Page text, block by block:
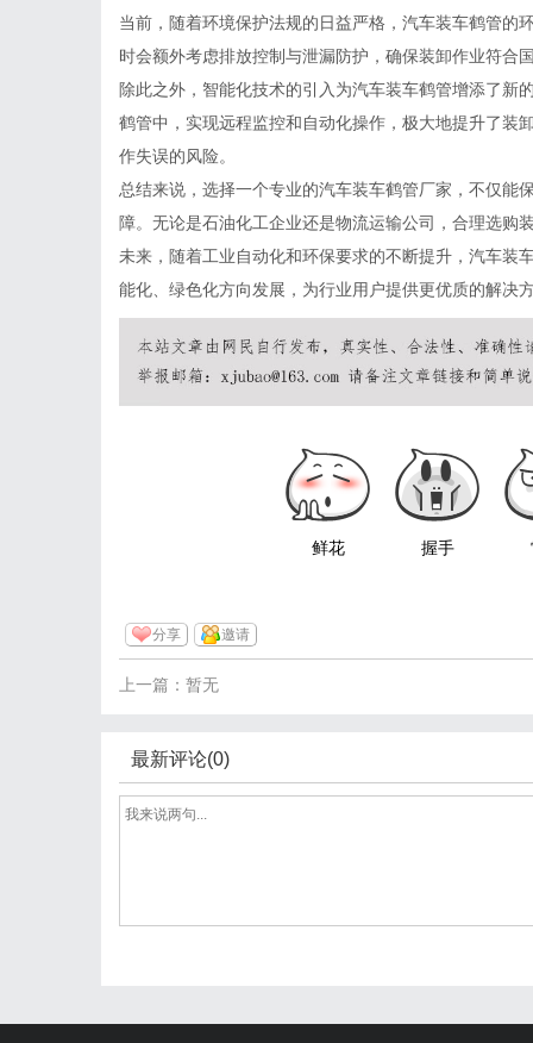
当前，随着环境保护法规的日益严格，汽车装车鹤管的
时会额外考虑排放控制与泄漏防护，确保装卸作业符合
除此之外，智能化技术的引入为汽车装车鹤管增添了新
鹤管中，实现远程监控和自动化操作，极大地提升了装
作失误的风险。
总结来说，选择一个专业的汽车装车鹤管厂家，不仅能
障。无论是石油化工企业还是物流运输公司，合理选购
未来，随着工业自动化和环保要求的不断提升，汽车装
能化、绿色化方向发展，为行业用户提供更优质的解决
鲜花 握手
分享 邀请
上一篇：暂无
最新评论(0)